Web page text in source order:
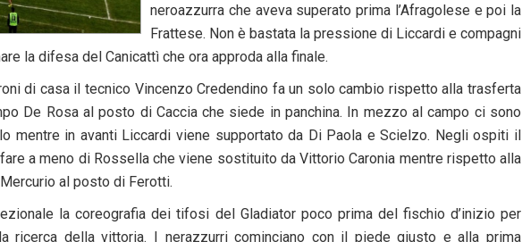
neroazzurra che aveva superato prima l’Afragolese e poi la
Frattese. Non è bastata la pressione di Liccardi e compagni
la difesa del Canicattì che ora approda alla finale.
di casa il tecnico Vincenzo Credendino fa un solo cambio rispetto alla trasferta
De Rosa al posto di Caccia che siede in panchina. In mezzo al campo ci sono
mentre in avanti Liccardi viene supportato da Di Paola e Scielzo. Negli ospiti il
a meno di Rossella che viene sostituito da Vittorio Caronia mentre rispetto alla
al posto di Ferotti.
la coreografia dei tifosi del Gladiator poco prima del fischio d’inizio per
ricerca della vittoria. I nerazzurri cominciano con il piede giusto e alla prima